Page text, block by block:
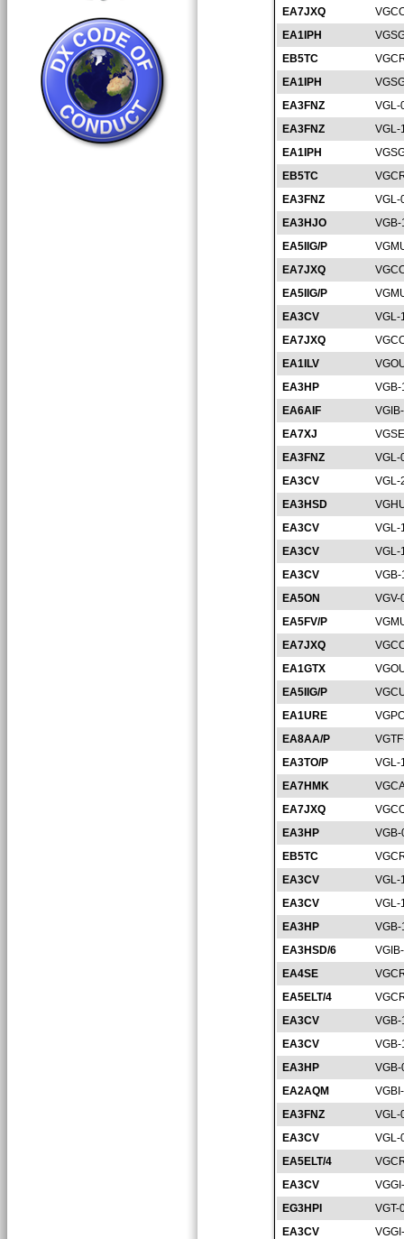
EA7JXQ
EA1IPH
EB5TC
EA1IPH
EA3FNZ
VGL-
EA3FNZ
VGL-
EA1IPH
EB5TC
EA3FNZ
VGL-
EA3HJO
EA5IIG/P
EA7JXQ
EA5IIG/P
EA3CV
VGL-
EA7JXQ
EA1ILV
EA3HP
EA6AIF
EA7XJ
EA3FNZ
VGL-
EA3CV
VGL-
EA3HSD
EA3CV
VGL-
EA3CV
VGL-
EA3CV
EA5ON
VGV-
EA5FV/P
EA7JXQ
EA1GTX
EA5IIG/P
EA1URE
EA8AA/P
EA3TO/P
VGL-
EA7HMK
EA7JXQ
EA3HP
EB5TC
EA3CV
VGL-
EA3CV
VGL-
EA3HP
EA3HSD/6
EA4SE
EA5ELT/4
EA3CV
EA3CV
EA3HP
EA2AQM
EA3FNZ
VGL-
EA3CV
VGL-
EA5ELT/4
EA3CV
EG3HPI
VGT-
EA3CV